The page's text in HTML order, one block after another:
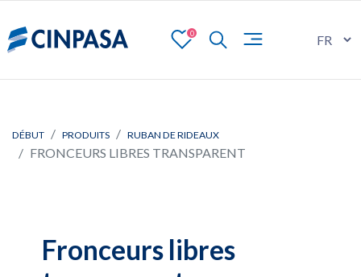
0
DÉBUT PRODUITS RUBAN DE RIDEAUX
FRONCEURS LIBRES TRANSPARENT
Fronceurs libres